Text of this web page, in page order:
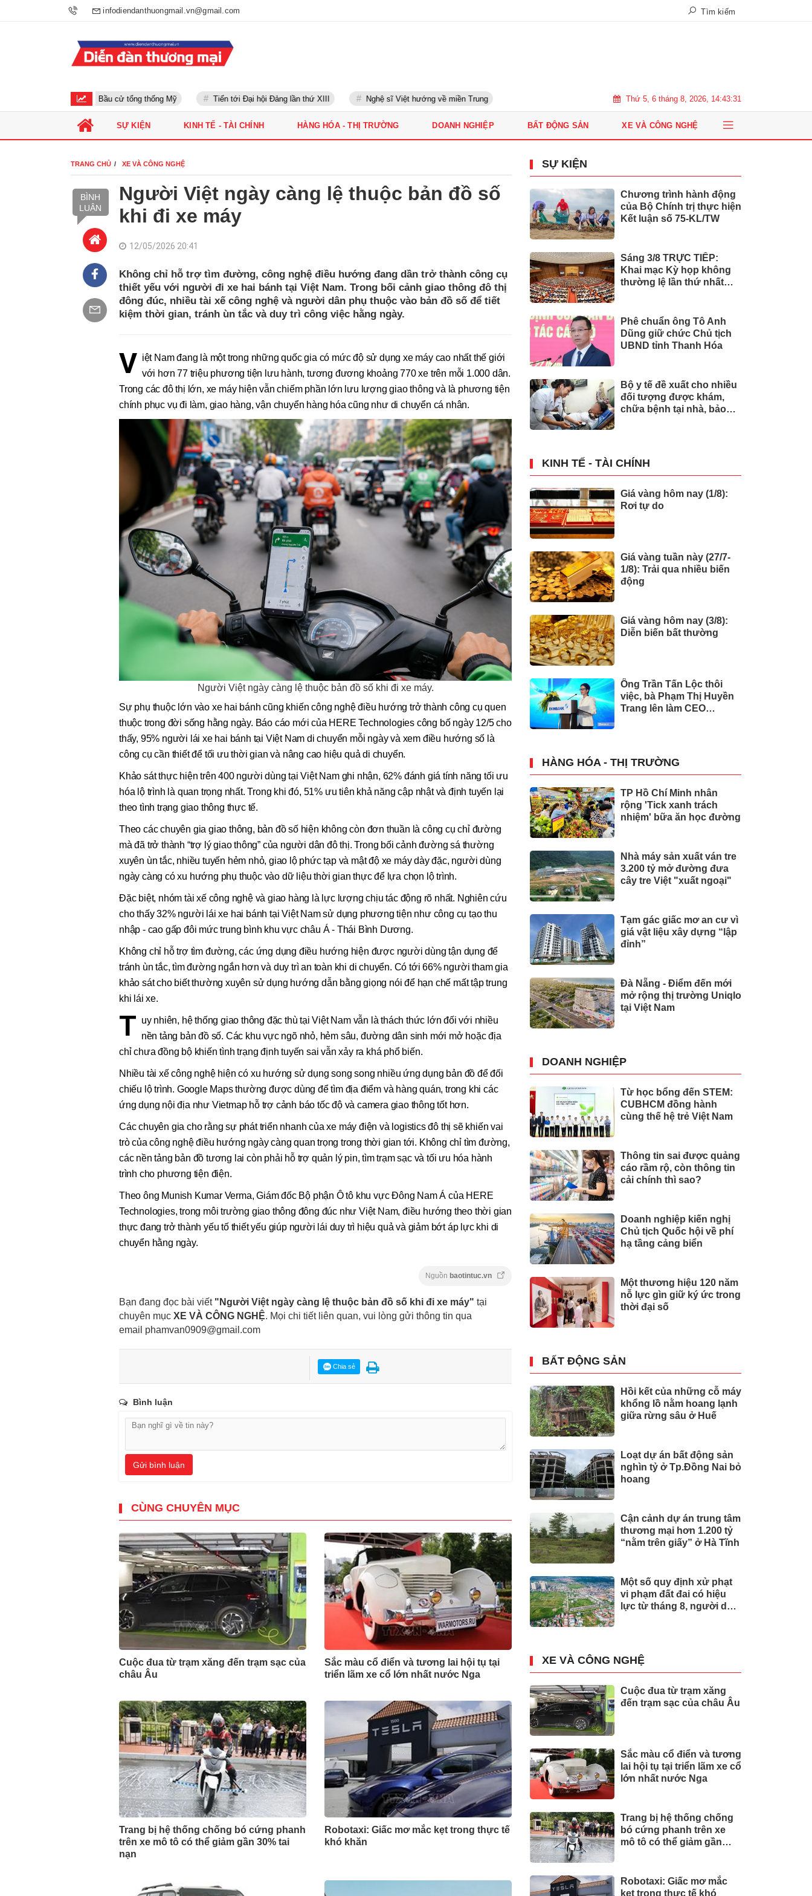
infodiendanthuongmail.vn@gmail.com Tìm kiếm
Bầu cử tổng thống Mỹ Tiến tới Đại hội Đảng lần thứ XIII Nghệ sĩ Việt hướng về miền Trung Thứ 5, 6 tháng 8, 2026, 14:43:32
SỰ KIỆN KINH TẾ - TÀI CHÍNH HÀNG HÓA - THỊ TRƯỜNG DOANH NGHIỆP BẤT ĐỘNG SẢN XE VÀ CÔNG NGHỆ
TRANG CHỦ XE VÀ CÔNG NGHỆ
BÌNH
LUẬN
Người Việt ngày càng lệ thuộc bản đồ số
khi đi xe máy
12/05/2026 20:41
Không chỉ hỗ trợ tìm đường, công nghệ điều hướng đang dần trở thành công cụ
thiết yếu với người đi xe hai bánh tại Việt Nam. Trong bối cảnh giao thông đô thị
đông đúc, nhiều tài xế công nghệ và người dân phụ thuộc vào bản đồ số để tiết
kiệm thời gian, tránh ùn tắc và duy trì công việc hằng ngày.
V iệt Nam đang là một trong những quốc gia có mức độ sử dụng xe máy cao nhất thế giới
với hơn 77 triệu phương tiện lưu hành, tương đương khoảng 770 xe trên mỗi 1.000 dân.
Trong các đô thị lớn, xe máy hiện vẫn chiếm phần lớn lưu lượng giao thông và là phương tiện
chính phục vụ đi làm, giao hàng, vận chuyển hàng hóa cũng như di chuyển cá nhân.
Người Việt ngày càng lệ thuộc bản đồ số khi đi xe máy.
Sự phụ thuộc lớn vào xe hai bánh cũng khiến công nghệ điều hướng trở thành công cụ quen
thuộc trong đời sống hằng ngày. Báo cáo mới của HERE Technologies công bố ngày 12/5 cho
thấy, 95% người lái xe hai bánh tại Việt Nam di chuyển mỗi ngày và xem điều hướng số là
công cụ cần thiết để tối ưu thời gian và nâng cao hiệu quả di chuyển.
Khảo sát thực hiện trên 400 người dùng tại Việt Nam ghi nhận, 62% đánh giá tính năng tối ưu
hóa lộ trình là quan trọng nhất. Trong khi đó, 51% ưu tiên khả năng cập nhật và định tuyến lại
theo tình trạng giao thông thực tế.
Theo các chuyên gia giao thông, bản đồ số hiện không còn đơn thuần là công cụ chỉ đường
mà đã trở thành “trợ lý giao thông” của người dân đô thị. Trong bối cảnh đường sá thường
xuyên ùn tắc, nhiều tuyến hẻm nhỏ, giao lộ phức tạp và mật độ xe máy dày đặc, người dùng
ngày càng có xu hướng phụ thuộc vào dữ liệu thời gian thực để lựa chọn lộ trình.
Đặc biệt, nhóm tài xế công nghệ và giao hàng là lực lượng chịu tác động rõ nhất. Nghiên cứu
cho thấy 32% người lái xe hai bánh tại Việt Nam sử dụng phương tiện như công cụ tạo thu
nhập - cao gấp đôi mức trung bình khu vực châu Á - Thái Bình Dương.
Không chỉ hỗ trợ tìm đường, các ứng dụng điều hướng hiện được người dùng tận dụng để
tránh ùn tắc, tìm đường ngắn hơn và duy trì an toàn khi di chuyển. Có tới 66% người tham gia
khảo sát cho biết thường xuyên sử dụng hướng dẫn bằng giọng nói để hạn chế mất tập trung
khi lái xe.
T uy nhiên, hệ thống giao thông đặc thù tại Việt Nam vẫn là thách thức lớn đối với nhiều
nền tảng bản đồ số. Các khu vực ngõ nhỏ, hẻm sâu, đường dân sinh mới mở hoặc địa
chỉ chưa đồng bộ khiến tình trạng định tuyến sai vẫn xảy ra khá phổ biến.
Nhiều tài xế công nghệ hiện có xu hướng sử dụng song song nhiều ứng dụng bản đồ để đối
chiếu lộ trình. Google Maps thường được dùng để tìm địa điểm và hàng quán, trong khi các
ứng dụng nội địa như Vietmap hỗ trợ cảnh báo tốc độ và camera giao thông tốt hơn.
Các chuyên gia cho rằng sự phát triển nhanh của xe máy điện và logistics đô thị sẽ khiến vai
trò của công nghệ điều hướng ngày càng quan trọng trong thời gian tới. Không chỉ tìm đường,
các nền tảng bản đồ tương lai còn phải hỗ trợ quản lý pin, tìm trạm sạc và tối ưu hóa hành
trình cho phương tiện điện.
Theo ông Munish Kumar Verma, Giám đốc Bộ phận Ô tô khu vực Đông Nam Á của HERE
Technologies, trong môi trường giao thông đông đúc như Việt Nam, điều hướng theo thời gian
thực đang trở thành yếu tố thiết yếu giúp người lái duy trì hiệu quả và giảm bớt áp lực khi di
chuyển hằng ngày.
Nguồn baotintuc.vn
Bạn đang đọc bài viết "Người Việt ngày càng lệ thuộc bản đồ số khi đi xe máy" tại
chuyên mục XE VÀ CÔNG NGHỆ. Mọi chi tiết liên quan, vui lòng gửi thông tin qua
email phamvan0909@gmail.com
Chia sẻ
Bình luận
Gửi bình luận
CÙNG CHUYÊN MỤC
Cuộc đua từ trạm xăng đến trạm sạc của
châu Âu
Sắc màu cổ điển và tương lai hội tụ tại
triển lãm xe cổ lớn nhất nước Nga
Trang bị hệ thống chống bó cứng phanh
trên xe mô tô có thể giảm gần 30% tai
nạn
Robotaxi: Giấc mơ mắc kẹt trong thực tế
khó khăn
SỰ KIỆN
Chương trình hành động
của Bộ Chính trị thực hiện
Kết luận số 75-KL/TW
Sáng 3/8 TRỰC TIẾP:
Khai mạc Kỳ họp không
thường lệ lần thứ nhất
Phê chuẩn ông Tô Anh
Dũng giữ chức Chủ tịch
UBND tỉnh Thanh Hóa
Bộ y tế đề xuất cho nhiều
đối tượng được khám,
chữa bệnh tại nhà, bảo
KINH TẾ - TÀI CHÍNH
Giá vàng hôm nay (1/8):
Rơi tự do
Giá vàng tuần này (27/7-
1/8): Trải qua nhiều biến
động
Giá vàng hôm nay (3/8):
Diễn biến bất thường
Ông Trần Tấn Lộc thôi
việc, bà Phạm Thị Huyền
Trang lên làm CEO
HÀNG HÓA - THỊ TRƯỜNG
TP Hồ Chí Minh nhân
rộng 'Tick xanh trách
nhiệm' bữa ăn học đường
Nhà máy sản xuất ván tre
3.200 tỷ mở đường đưa
cây tre Việt "xuất ngoại"
Tạm gác giấc mơ an cư vì
giá vật liệu xây dựng “lập
đỉnh”
Đà Nẵng - Điểm đến mới
mở rộng thị trường Uniqlo
tại Việt Nam
DOANH NGHIỆP
Từ học bổng đến STEM:
CUBHCM đồng hành
cùng thế hệ trẻ Việt Nam
Thông tin sai được quảng
cáo rầm rộ, còn thông tin
cải chính thì sao?
Doanh nghiệp kiến nghị
Chủ tịch Quốc hội về phí
hạ tầng cảng biển
Một thương hiệu 120 năm
nỗ lực gìn giữ ký ức trong
thời đại số
BẤT ĐỘNG SẢN
Hồi kết của những cỗ máy
khổng lồ nằm hoang lạnh
giữa rừng sâu ở Huế
Loạt dự án bất động sản
nghìn tỷ ở Tp.Đồng Nai bỏ
hoang
Cận cảnh dự án trung tâm
thương mại hơn 1.200 tỷ
“nằm trên giấy” ở Hà Tĩnh
Một số quy định xử phạt
vi phạm đất đai có hiệu
lực từ tháng 8, người dân
XE VÀ CÔNG NGHỆ
Cuộc đua từ trạm xăng
đến trạm sạc của châu Âu
Sắc màu cổ điển và tương
lai hội tụ tại triển lãm xe cổ
lớn nhất nước Nga
Trang bị hệ thống chống
bó cứng phanh trên xe
mô tô có thể giảm gần
Robotaxi: Giấc mơ mắc
kẹt trong thực tế khó